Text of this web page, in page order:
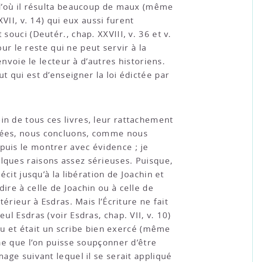
il résulta beaucoup de maux (même
v. 14) qui eux aussi furent
(Deutér., chap. XXVIII, v. 36 et v.
le reste qui ne peut servir à la
le lecteur à d’autres historiens.
qui est d’enseigner la loi édictée par
de tous ces livres, leur rattachement
nous concluons, comme nous
le montrer avec évidence ; je
raisons assez sérieuses. Puisque,
jusqu’à la libération de Joachin et
à celle de Joachin ou à celle de
à Esdras. Mais l’Écriture ne fait
Esdras (voir Esdras, chap. VII, v. 10)
et était un scribe bien exercé (même
que l’on puisse soupçonner d’être
suivant lequel il se serait appliqué